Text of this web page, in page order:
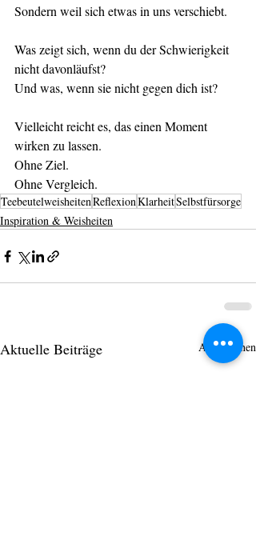
Sondern weil sich etwas in uns verschiebt.
Was zeigt sich, wenn du der Schwierigkeit
nicht davonläufst?
Und was, wenn sie nicht gegen dich ist?
Vielleicht reicht es, das einen Moment
wirken zu lassen.
Ohne Ziel.
Ohne Vergleich.
TeebeutelweisheitenReflexionKlarheitSelbstfürsorge
Inspiration & Weisheiten
Aktuelle Beiträge Alle ansehen